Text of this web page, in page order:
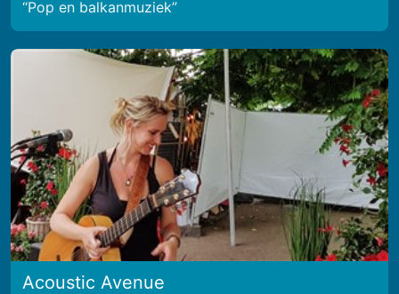
Pop en balkanmuziek
Acoustic Avenue